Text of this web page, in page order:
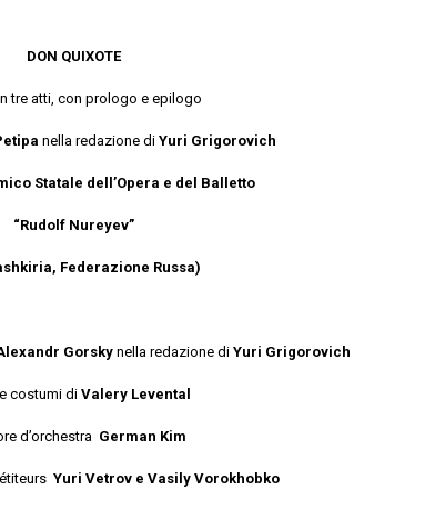
DON QUIXOTE
tre atti, con prologo e epilogo
nella redazione di Yuri Grigorovich
Statale dell’Opera e del Balletto
“Rudolf Nureyev”
Federazione Russa)
Gorsky nella redazione diYuri Grigorovich
costumi diValery Levental
d’orchestra German Kim
Yuri Vetrov e Vasily Vorokhobko